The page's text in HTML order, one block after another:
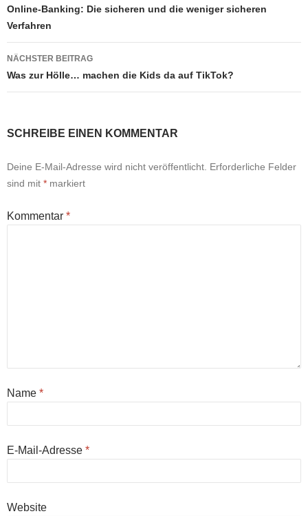
Online-Banking: Die sicheren und die weniger sicheren
Verfahren
NÄCHSTER BEITRAG
Was zur Hölle… machen die Kids da auf TikTok?
SCHREIBE EINEN KOMMENTAR
Deine E-Mail-Adresse wird nicht veröffentlicht. Erforderliche Felder
sind mit * markiert
Kommentar *
Name *
E-Mail-Adresse *
Website